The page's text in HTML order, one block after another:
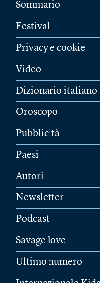
Sommario
Festival
Privacy e cookie
Video
Dizionario italiano
Oroscopo
Pubblicità
Paesi
Autori
Newsletter
Podcast
Savage love
Ultimo numero